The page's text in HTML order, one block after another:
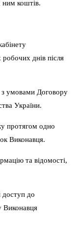
ним коштів.
днів після
з умовами Договору
України.
протягом одно
Виконавця.
та відомості,
доступ до
Виконавця